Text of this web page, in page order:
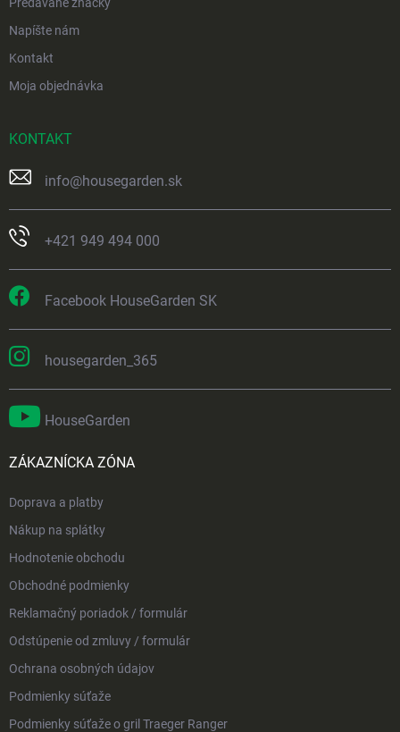
Napíšte nám
Kontakt
Moja objednávka
KONTAKT
info@housegarden.sk
+421 949 494 000
Facebook HouseGarden SK
housegarden_365
HouseGarden
ZÁKAZNÍCKA ZÓNA
Doprava a platby
Nákup na splátky
Hodnotenie obchodu
Obchodné podmienky
Reklamačný poriadok / formulár
Odstúpenie od zmluvy / formulár
Ochrana osobných údajov
Podmienky súťaže
Podmienky súťaže o gril Traeger Ranger